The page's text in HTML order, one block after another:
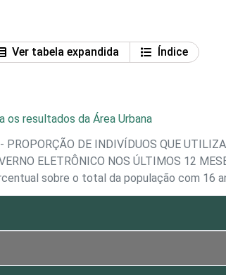
Ver tabela expandida
Índice
os resultados da Área Urbana
PROPORÇÃO DE INDIVÍDUOS QUE
ELETRÔNICO NOS ÚLTIMOS 12
sobre o total da população com 16